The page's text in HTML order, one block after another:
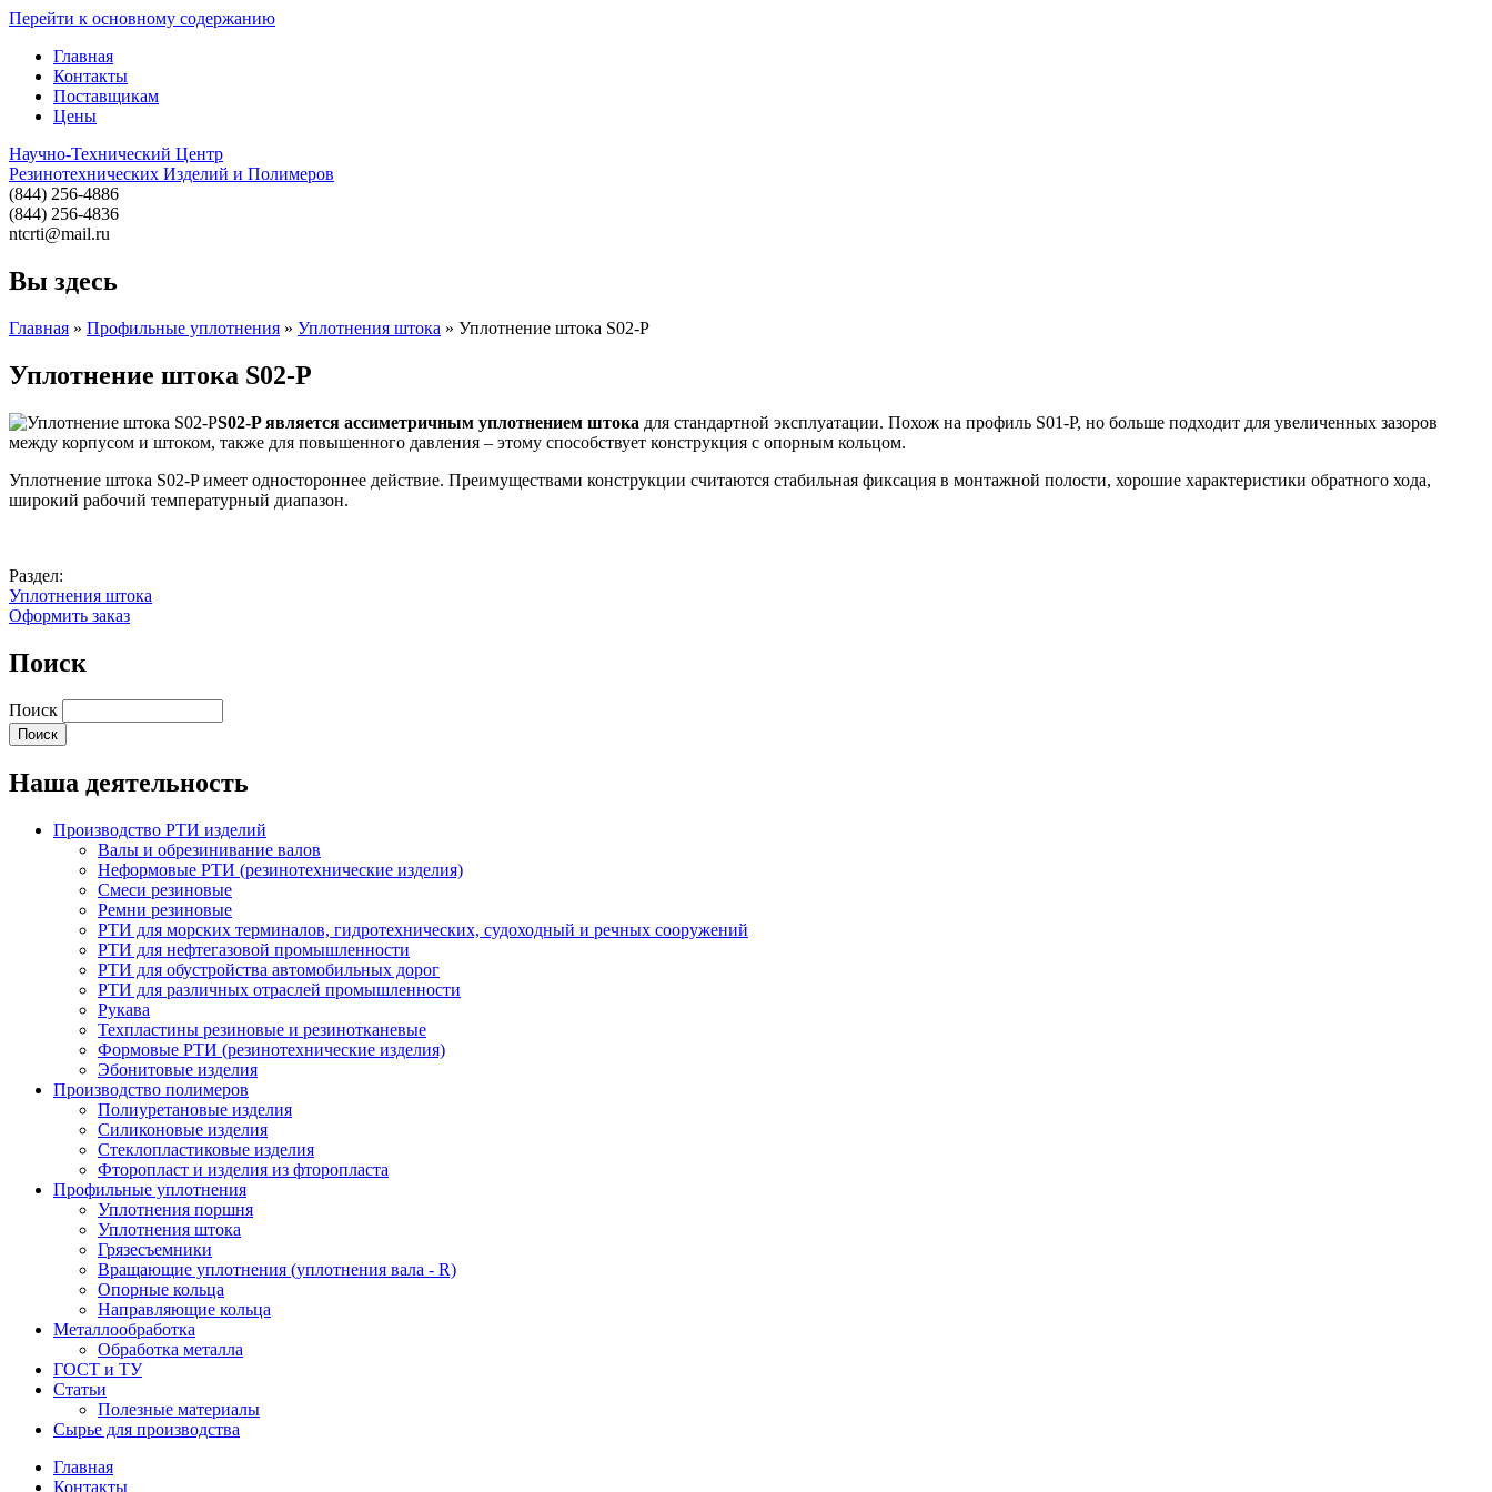
Перейти к основному содержанию
Главная
Контакты
Поставщикам
Цены
Научно-Технический Центр
Резинотехнических Изделий и Полимеров
(844) 256-4886
(844) 256-4836
ntcrti@mail.ru
Вы здесь
Главная » Профильные уплотнения » Уплотнения штока » Уплотнение штока S02-P
Уплотнение штока S02-P
S02-P является ассиметричным уплотнением штока для стандартной эксплуатации. Похож на профиль S01-P, но больше подходит для увеличенных зазоров
между корпусом и штоком, также для повышенного давления – этому способствует конструкция с опорным кольцом.
Уплотнение штока S02-P имеет одностороннее действие. Преимуществами конструкции считаются стабильная фиксация в монтажной полости, хорошие характеристики обратного хода,
широкий рабочий температурный диапазон.
Раздел:
Уплотнения штока
Оформить заказ
Поиск
Поиск
Наша деятельность
Производство РТИ изделий
Валы и обрезинивание валов
Неформовые РТИ (резинотехнические изделия)
Смеси резиновые
Ремни резиновые
РТИ для морских терминалов, гидротехнических, судоходный и речных сооружений
РТИ для нефтегазовой промышленности
РТИ для обустройства автомобильных дорог
РТИ для различных отраслей промышленности
Рукава
Техпластины резиновые и резинотканевые
Формовые РТИ (резинотехнические изделия)
Эбонитовые изделия
Производство полимеров
Полиуретановые изделия
Силиконовые изделия
Стеклопластиковые изделия
Фторопласт и изделия из фторопласта
Профильные уплотнения
Уплотнения поршня
Уплотнения штока
Грязесъемники
Вращающие уплотнения (уплотнения вала - R)
Опорные кольца
Направляющие кольца
Металлообработка
Обработка металла
ГОСТ и ТУ
Статьи
Полезные материалы
Сырье для производства
Главная
Контакты